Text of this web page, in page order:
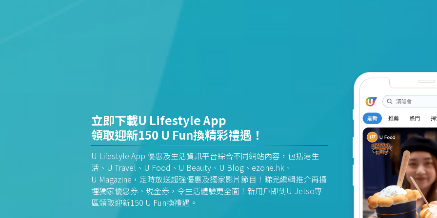
立即下載U Lifestyle App
領取迎新150 U Fun換精彩禮遇！
U Lifestyle App 優惠及生活資訊平台綜合不同網站內容，包括港生
活、U Travel、U Food、U Beauty、U Blog、ezone.hk、
U Magazine，定時放送超強優惠及獨家影片節目！睇完編輯推介再攞
埋獨家優惠券、現金券，令生活體驗更全面！新用戶即到U Jetso專
區領取迎新150 U Fun換禮遇。